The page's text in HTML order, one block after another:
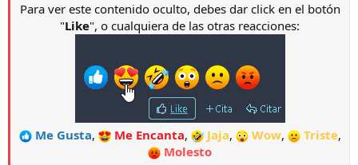
Para ver este contenido oculto, debes dar click en el botón
"Like", o cualquiera de las otras reacciones:
Me Gusta, Me Encanta, Jaja, Wow, Triste,
Molesto